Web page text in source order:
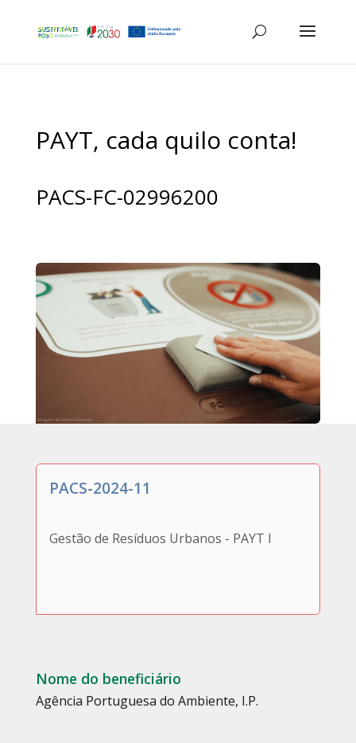
PAYT, cada quilo conta!
PACS-FC-02996200
PACS-2024-11
Gestão de Resíduos Urbanos - PAYT I
Nome do beneficiário
Agência Portuguesa do Ambiente, I.P.